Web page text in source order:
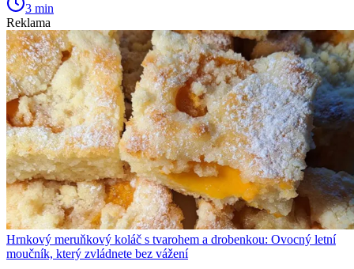
3 min
Reklama
Hrnkový meruňkový koláč s tvarohem a drobenkou: Ovocný letní
moučník, který zvládnete bez vážení